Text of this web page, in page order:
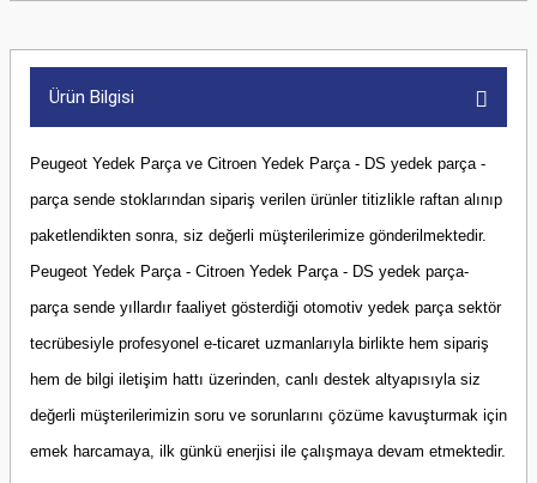
Ürün Bilgisi
Peugeot Yedek Parça ve Citroen Yedek Parça - DS yedek parça -
parça sende stoklarından sipariş verilen ürünler titizlikle raftan alınıp
paketlendikten sonra, siz değerli müşterilerimize gönderilmektedir.
Peugeot Yedek Parça - Citroen Yedek Parça - DS yedek parça-
parça sende yıllardır faaliyet gösterdiği otomotiv yedek parça sektör
tecrübesiyle profesyonel e-ticaret uzmanlarıyla birlikte hem sipariş
hem de bilgi iletişim hattı üzerinden, canlı destek altyapısıyla siz
değerli müşterilerimizin soru ve sorunlarını çözüme kavuşturmak için
emek harcamaya, ilk günkü enerjisi ile çalışmaya devam etmektedir.